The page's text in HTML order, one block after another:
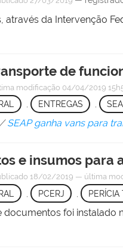
através da Intervenção
de
modificação 04/04/2019
ENTREGAS ,
SEAP ganha vans para
e insumos para
18/02/2019 — última
PCERJ ,
foi instalado